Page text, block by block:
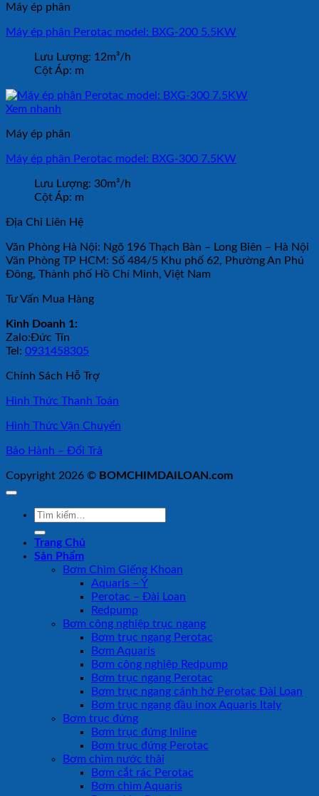
Máy ép phân
Máy ép phân Perotac model: BXG-200 5.5KW
Lưu Lượng: 12m³/h
Cột Áp: m
Xem nhanh
Máy ép phân
Máy ép phân Perotac model: BXG-300 7.5KW
Lưu Lượng: 30m³/h
Cột Áp: m
Địa Chỉ Liên Hệ
Văn Phòng Hà Nội: Ngõ 196 Thạch Bàn – Long Biên – Hà Nội
Văn Phòng TP HCM: Số 484/5 Khu phố 62, Phường An Phú
Đông, Thành phố Hồ Chí Minh, Việt Nam
Tư Vấn Mua Hàng
Kinh Doanh 1:
Zalo:Đức Tín
Tel: 0931458305
Chính Sách Hỗ Trợ
Hình Thức Thanh Toán
Hình Thức Vận Chuyển
Bảo Hành – Đổi Trả
Copyright 2026 © BOMCHIMDAILOAN.com
Tìm
kiếm:
Trang Chủ
Sản Phẩm
Bơm Chìm Giếng Khoan
Aquaris – Ý
Perotac – Đài Loan
Redpump
Bơm công nghiệp trục ngang
Bơm trục ngang Perotac
Bơm Aquaris
Bơm công nghiệp Redpump
Bơm trục ngang Perotac
Bơm trục ngang cánh hở Perotac Đài Loan
Bơm trục ngang đầu inox Aquaris Italy
Bơm trục đứng
Bơm trục đứng Inline
Bơm trục đứng Perotac
Bơm chìm nước thải
Bơm cắt rác Perotac
Bơm chìm Aquaris